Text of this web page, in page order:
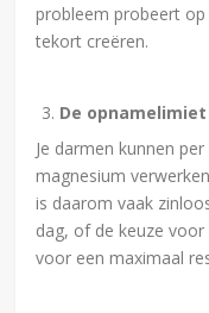
probleem probeert
tekort creëren.
De opnamelimiet
Je darmen kunnen
magnesium
is daarom vaak
dag, of de keuze
voor een maximaal